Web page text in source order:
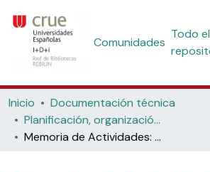
Comunidades
Todo el
Inicio
Documentación técnica
Planificación, organización y estadísticas
Memoria de Actividades: REBIUN 2014